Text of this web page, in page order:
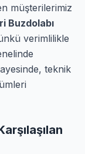
müşterilerimiz
Buzdolabı
verimlilikle
teknik